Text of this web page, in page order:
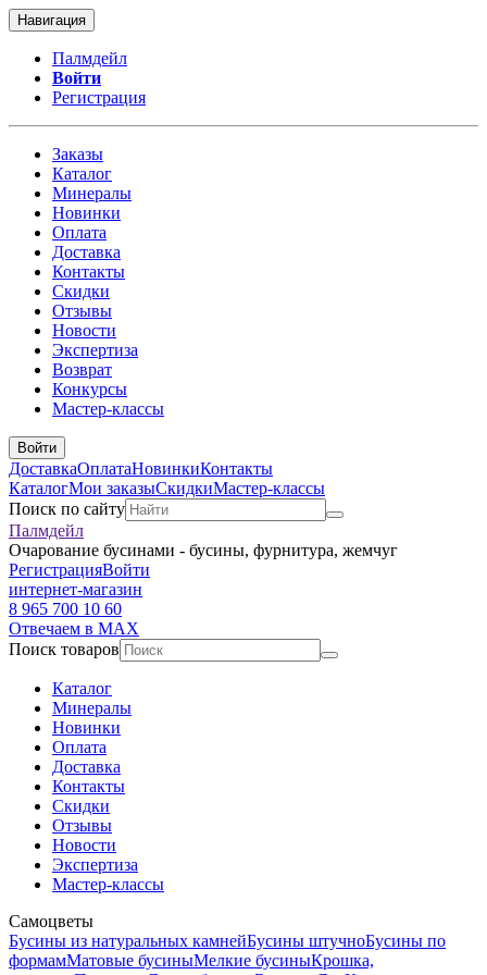
Навигация
Палмдейл
Войти
Регистрация
Заказы
Каталог
Минералы
Новинки
Оплата
Доставка
Контакты
Скидки
Отзывы
Новости
Экспертиза
Возврат
Конкурсы
Мастер-классы
Войти
ДоставкаОплатаНовинкиКонтакты
КаталогМои заказыСкидкиМастер-классы
Поиск по сайту
Палмдейл
Очарование бусинами - бусины, фурнитура, жемчуг
РегистрацияВойти
интернет-магазин
8 965 700 10 60
Отвечаем в MAX
Поиск товаров
Каталог
Минералы
Новинки
Оплата
Доставка
Контакты
Скидки
Отзывы
Новости
Экспертиза
Мастер-классы
Самоцветы
Бусины из натуральных камнейБусины штучноБусины по
формамМатовые бусиныМелкие бусиныКрошка,